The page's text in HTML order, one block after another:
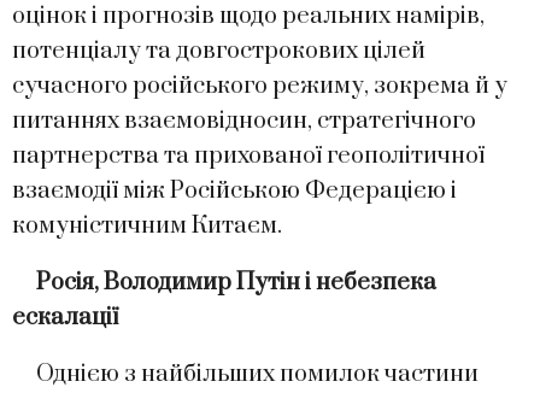
оцінок і прогнозів щодо реальних намірів,
потенціалу та довгострокових цілей
сучасного російського режиму, зокрема й у
питаннях взаємовідносин, стратегічного
партнерства та прихованої геополітичної
взаємодії між Російською Федерацією і
комуністичним Китаєм.
Росія, Володимир Путін і небезпека
ескалації
Однією з найбільших помилок частини